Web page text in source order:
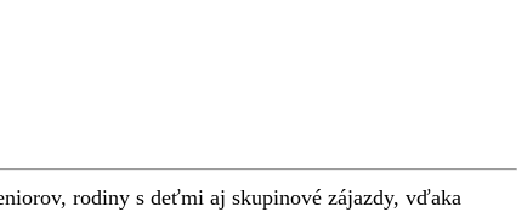
rodiny s deťmi aj skupinové zájazdy, vďaka